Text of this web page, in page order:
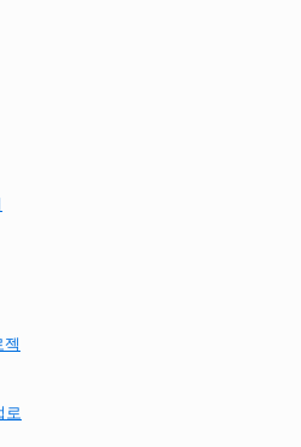
로